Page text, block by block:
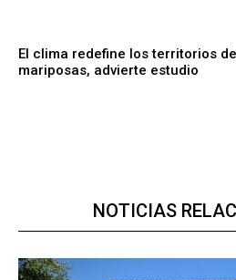
El clima redefine los territorios
mariposas, advierte estudio
NOTICIAS